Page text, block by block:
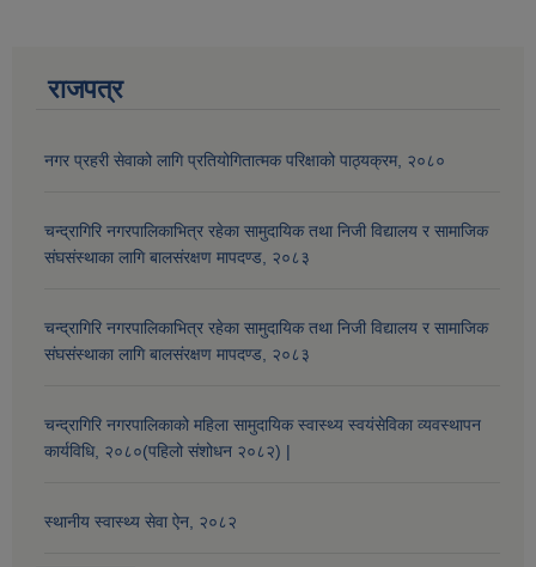
राजपत्र
नगर प्रहरी सेवाको लागि प्रतियोगितात्मक परिक्षाको पाठ्यक्रम, २०८०
चन्द्रागिरि नगरपालिकाभित्र रहेका सामुदायिक तथा निजी विद्यालय र सामाजिक
संघसंस्थाका लागि बालसंरक्षण मापदण्ड, २०८३
चन्द्रागिरि नगरपालिकाभित्र रहेका सामुदायिक तथा निजी विद्यालय र सामाजिक
संघसंस्थाका लागि बालसंरक्षण मापदण्ड, २०८३
चन्द्रागिरि नगरपालिकाको महिला सामुदायिक स्वास्थ्य स्वयंसेविका व्यवस्थापन
कार्यविधि, २०८०(पहिलो संशोधन २०८२) |
स्थानीय स्वास्थ्य सेवा ऐन, २०८२